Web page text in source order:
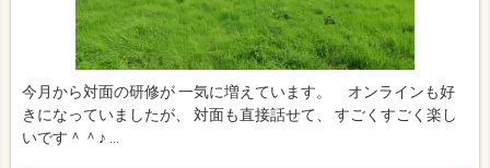
今月から対面の研修が 一気に増えています。 オンラインも好
きになっていましたが、 対面も直接話せて、 すごくすごく楽し
いです＾＾♪ …